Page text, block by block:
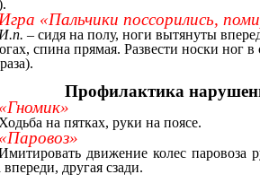
«Пальчики поссорились,
–сидя на полу, ноги вытянуты
спина прямая. Развести носки ног в
Профилактика
на пятках, руки на поясе.
движение колес паровоза
впереди, другая сзади.